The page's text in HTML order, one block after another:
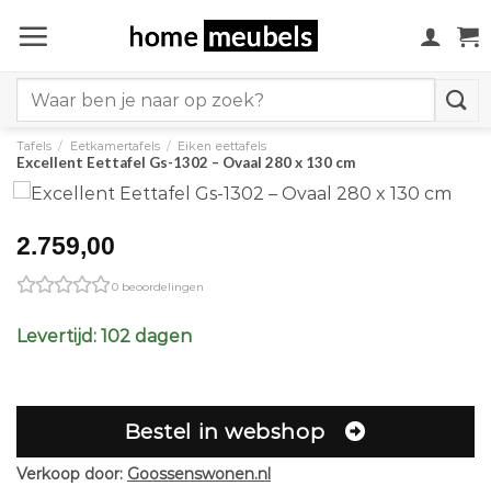
naar
for:
Tafels / Eetkamertafels / Eiken eettafels
Excellent Eettafel Gs-1302 – Ovaal 280 x 130 cm
2.759,00
0 beoordelingen
Levertijd: 102 dagen
Bestel in webshop
Verkoop door: Goossenswonen.nl